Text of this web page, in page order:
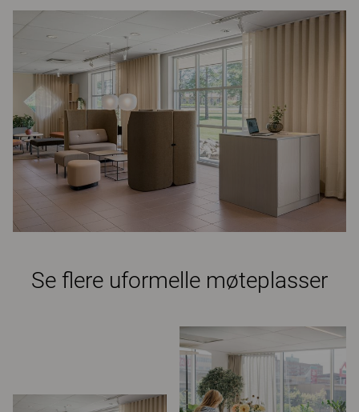
Se flere uformelle møteplasser